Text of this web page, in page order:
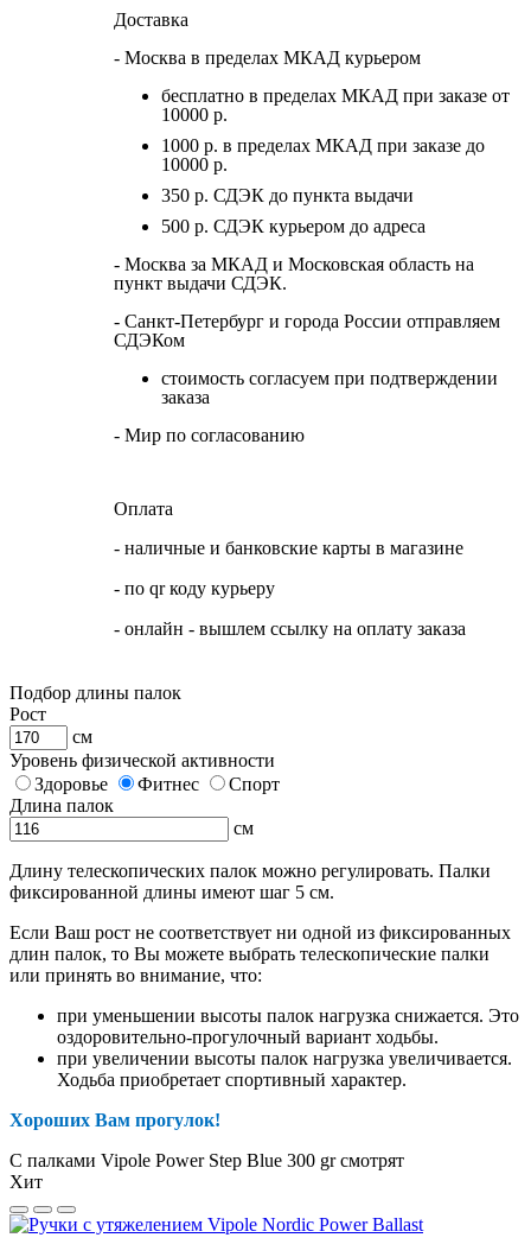
Доставка
- Москва в пределах МКАД курьером
бесплатно в пределах МКАД при заказе от
10000 р.
1000 р. в пределах МКАД при заказе до
10000 р.
350 р. СДЭК до пункта выдачи
500 р. СДЭК курьером до адреса
- Москва за МКАД и Московская область на
пункт выдачи СДЭК.
- Санкт-Петербург и города России отправляем
СДЭКом
стоимость согласуем при подтверждении
заказа
- Мир по согласованию
Оплата
- наличные и банковские карты в магазине
- по qr коду курьеру
- онлайн - вышлем ссылку на оплату заказа
Подбор длины палок
Рост
см
Уровень физической активности
Здоровье
Фитнес
Спорт
Длина палок
см
Длину телескопических палок можно регулировать. Палки
фиксированной длины имеют шаг 5 см.
Если Ваш рост не соответствует ни одной из фиксированных
длин палок, то Вы можете выбрать телескопические палки
или принять во внимание, что:
при уменьшении высоты палок нагрузка снижается. Это
оздоровительно-прогулочный вариант ходьбы.
при увеличении высоты палок нагрузка увеличивается.
Ходьба приобретает спортивный характер.
Хороших Вам прогулок!
С палками Vipole Power Step Blue 300 gr смотрят
Хит